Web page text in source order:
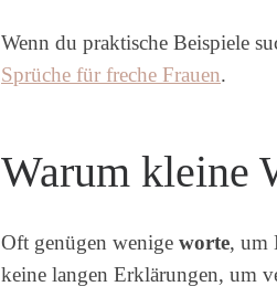
Wenn du praktische Beispiele
Sprüche für freche Frauen.
Warum kleine
Oft genügen wenige worte, um
keine langen Erklärungen, um